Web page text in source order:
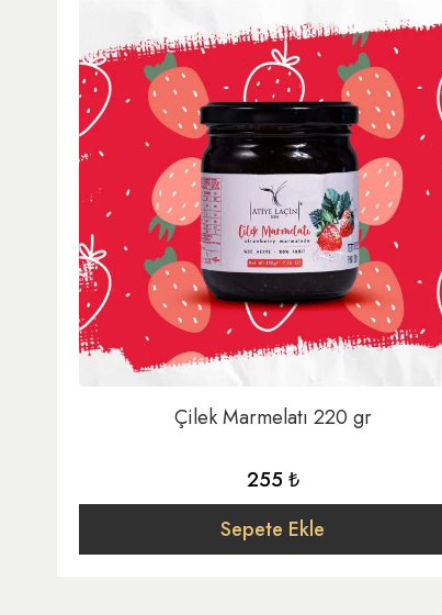
Çilek Marmelatı 220 gr
255 ₺
Sepete Ekle